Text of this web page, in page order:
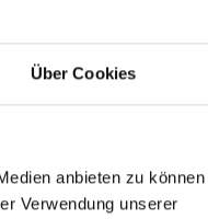
Über Cookies
anbieten zu können
Verwendung unserer